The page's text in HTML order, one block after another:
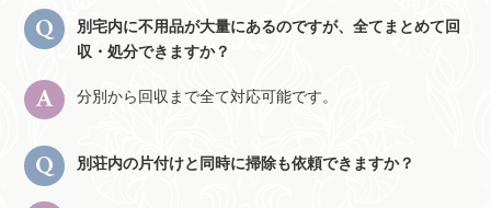
別宅内に不用品が大量にあるのですが、全てまとめて回
収・処分できますか？
分別から回収まで全て対応可能です。
別荘内の片付けと同時に掃除も依頼できますか？